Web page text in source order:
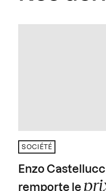
SOCIÉTÉ
Enzo
remporte le